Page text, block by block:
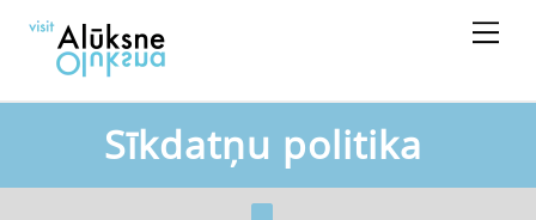
content
Sīkdatņu politika